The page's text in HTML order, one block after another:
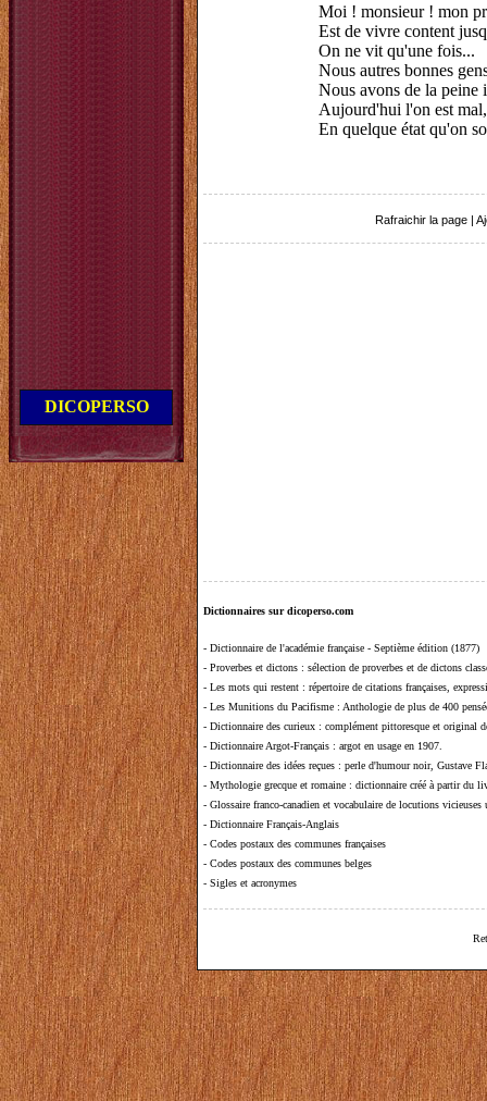
DICOPERSO
Moi ! monsieur ! mon
Est de vivre content
On ne vit qu'une fois...
Nous autres bonnes
Nous avons de la peine
Aujourd'hui l'on est
En quelque état qu'on
Rafraichir la page|
Dictionnaires sur dicoperso.com
- Dictionnaire de l'académie française - Septième édition (1877)
- Proverbes et dictons : sélection de proverbes et de dictons
- Les mots qui restent : répertoire de citations françaises,
- Les Munitions du Pacifisme : Anthologie de plus de 400
- Dictionnaire des curieux : complément pittoresque et original
- Dictionnaire Argot-Français : argot en usage en 1907.
- Dictionnaire des idées reçues : perle d'humour noir, Gustave
- Mythologie grecque et romaine : dictionnaire créé à partir du
- Glossaire franco-canadien et vocabulaire de locutions vicieuses
- Dictionnaire Français-Anglais
- Codes postaux des communes françaises
- Codes postaux des communes belges
- Sigles et acronymes